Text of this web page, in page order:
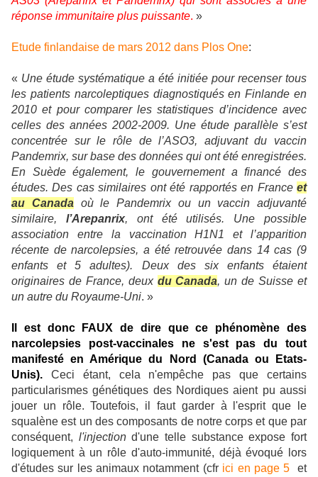
réponse immunitaire plus puissante. »
Etude finlandaise de mars 2012 dans Plos One:
« Une étude systématique a été initiée pour recenser tous
les patients narcoleptiques diagnostiqués en Finlande en
2010 et pour comparer les statistiques d’incidence avec
celles des années 2002-2009. Une étude parallèle s’est
concentrée sur le rôle de l’ASO3, adjuvant du vaccin
Pandemrix, sur base des données qui ont été enregistrées.
En Suède également, le gouvernement a financé des
études. Des cas similaires ont été rapportés en France et
au Canadaoù le Pandemrix ou un vaccin adjuvanté
similaire, l’Arepanrix, ont été utilisés. Une possible
association entre la vaccination H1N1 et l’apparition
récente de narcolepsies, a été retrouvée dans 14 cas (9
enfants et 5 adultes). Deux des six enfants étaient
originaires de France, deux du Canada, un de Suisse et
un autre du Royaume-Uni. »
Il est donc FAUX de dire que ce phénomène des
narcolepsies post-vaccinales ne s'est pas du tout
manifesté en Amérique du Nord (Canada ou Etats-
Unis). Ceci étant, cela n'empêche pas que certains
particularismes génétiques des Nordiques aient pu aussi
jouer un rôle. Toutefois, il faut garder à l'esprit que le
squalène est un des composants de notre corps et que par
conséquent, l'injectiond'une telle substance expose fort
logiquement à un rôle d'auto-immunité, déjà évoqué lors
d'études sur les animaux notamment (cfr ici en page 5 et